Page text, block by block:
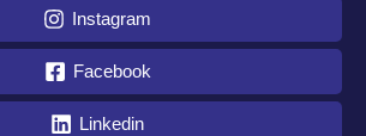
Instagram
Facebook
Linkedin